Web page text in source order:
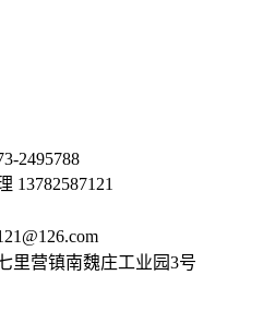
2495788
营镇南魏庄工业园3号